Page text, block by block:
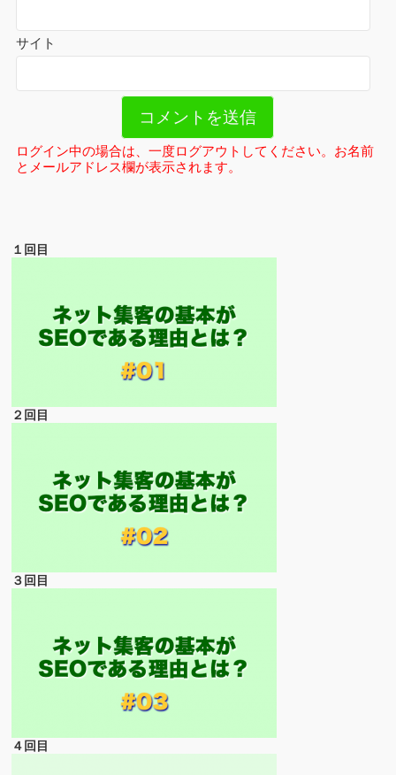
サイト
ログイン中の場合は、一度ログアウトしてください。お名前
とメールアドレス欄が表示されます。
１回目
２回目
３回目
４回目